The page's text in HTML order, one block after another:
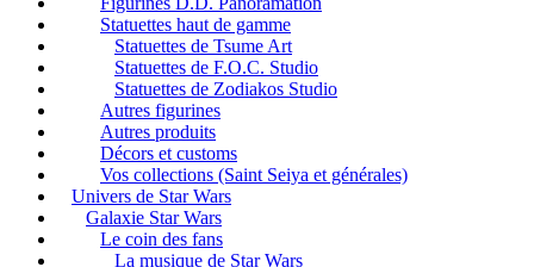
Statuettes haut de gamme
Statuettes de Tsume Art
Statuettes de F.O.C. Studio
Statuettes de Zodiakos Studio
Autres figurines
Autres produits
Décors et customs
Vos collections (Saint Seiya et générales)
Univers de Star Wars
Galaxie Star Wars
Le coin des fans
La musique de Star Wars